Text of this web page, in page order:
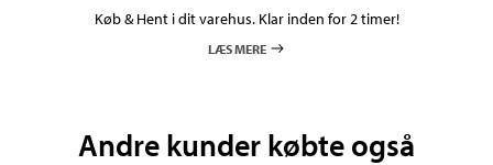
Køb & Hent i dit varehus. Klar inden for 2 timer!
LÆS MERE
Andre kunder købte også